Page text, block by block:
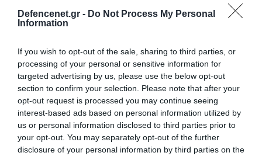
Defencenet.gr - Do Not Process My Personal
Information
If you wish to opt-out of the sale, sharing to third parties, or
processing of your personal or sensitive information for
targeted advertising by us, please use the below opt-out
section to confirm your selection. Please note that after your
opt-out request is processed you may continue seeing
interest-based ads based on personal information utilized by
us or personal information disclosed to third parties prior to
your opt-out. You may separately opt-out of the further
disclosure of your personal information by third parties on the
που έφτασαν στη Ρωσία (βίντεο)
ΠΟΛΙΤΙΚΗ